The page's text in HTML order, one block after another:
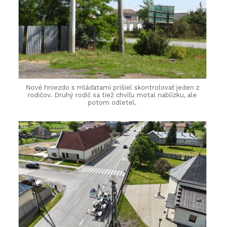
Nové hniezdo s mláďatami prišiel skontrolovať jeden z
rodičov. Druhý rodič sa tiež chvíľu motal nablízku, ale
potom odletel.